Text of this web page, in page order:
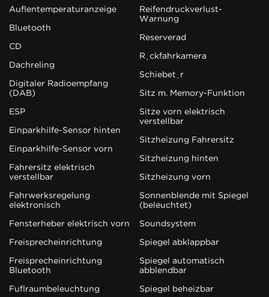
Außentemperaturanzeige
Bluetooth
CD
Dachreling
Digitaler Radioempfang
(DAB)
ESP
Einparkhilfe-Sensor hinten
Einparkhilfe-Sensor vorn
Fahrersitz elektrisch
verstellbar
Fahrwerksregelung
elektronisch
Fensterheber elektrisch vorn
Freisprecheinrichtung
Freisprecheinrichtung
Bluetooth
Fußraumbeleuchtung
Reifendruckverlust-
Warnung
Reserverad
Rückfahrkamera
Schiebetür
Sitz m. Memory-Funktion
Sitze vorn elektrisch
verstellbar
Sitzheizung Fahrersitz
Sitzheizung hinten
Sitzheizung vorn
Sonnenblende mit Spiegel
(beleuchtet)
Soundsystem
Spiegel abklappbar
Spiegel automatisch
abblendbar
Spiegel beheizbar